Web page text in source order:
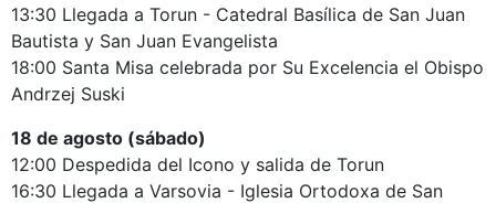
13:30 Llegada a Torun - Catedral Basílica de San Juan
Bautista y San Juan Evangelista
18:00 Santa Misa celebrada por Su Excelencia el Obispo
Andrzej Suski
18 de agosto (sábado)
12:00 Despedida del Icono y salida de Torun
16:30 Llegada a Varsovia - Iglesia Ortodoxa de San